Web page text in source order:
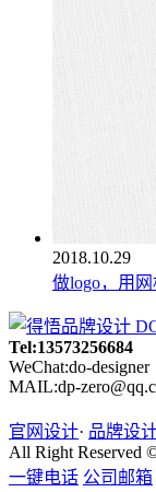
2018.10.29
做logo，用网
Tel:13573256684
WeChat:do-designer
MAIL:dp-
官网设计· 品牌设
All Right Reserved
一键电话 公司邮箱